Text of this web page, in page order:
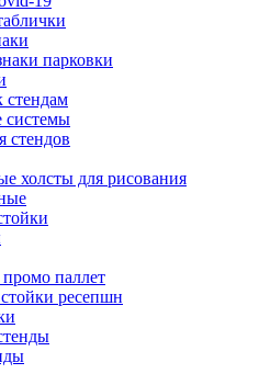
парковки
системы
стендов
холсты для рисования
паллет
ресепшн